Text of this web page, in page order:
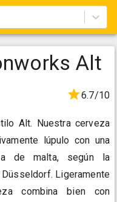
Alt
6.7/10
Alt. Nuestra cerveza
lúpulo con una
de malta, según la
Ligeramente
combina bien con